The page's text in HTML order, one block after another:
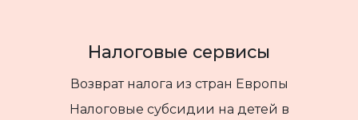
Налоговые сервисы
Возврат налога из стран Европы
Налоговые субсидии на детей в